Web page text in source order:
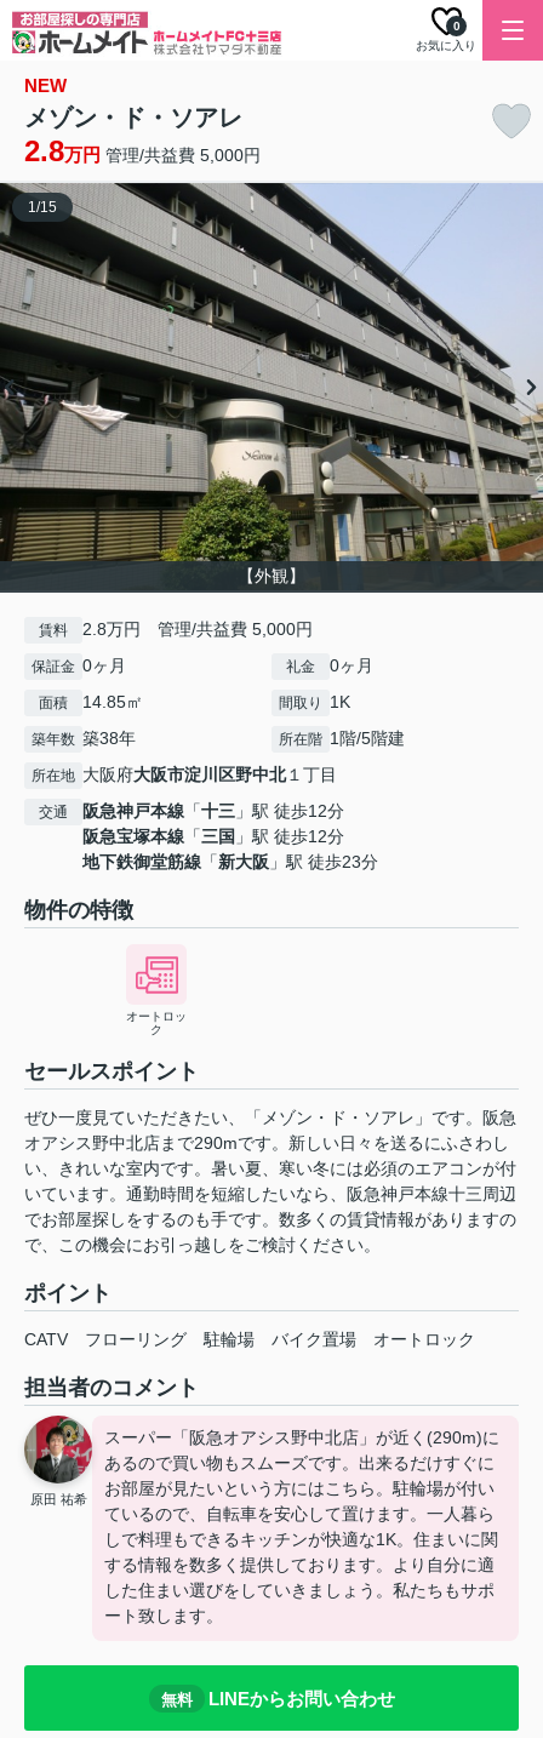
お気に入り
0
NEW
メゾン・ド・ソアレ
2.8万円 管理/共益費 5,000円
【外観】
1/15
賃料 2.8万円 管理/共益費 5,000円
保証金 0ヶ月 礼金 0ヶ月
面積 14.85㎡ 間取り 1K
築年数 築38年 所在階 1階/5階建
所在地 大阪府大阪市淀川区野中北１丁目
交通 阪急神戸本線 「十三 」駅 徒歩12分
阪急宝塚本線 「三国 」駅 徒歩12分
地下鉄御堂筋線 「新大阪 」駅 徒歩23分
物件の特徴
オートロッ
ク
セールスポイント
ぜひ一度見ていただきたい、「メゾン・ド・ソアレ」です。阪急
オアシス野中北店まで290mです。新しい日々を送るにふさわし
い、きれいな室内です。暑い夏、寒い冬には必須のエアコンが付
いています。通勤時間を短縮したいなら、阪急神戸本線十三周辺
でお部屋探しをするのも手です。数多くの賃貸情報がありますの
で、この機会にお引っ越しをご検討ください。
ポイント
CATV フローリング 駐輪場 バイク置場 オートロック
担当者のコメント
原田 祐希
スーパー「阪急オアシス野中北店」が近く(290m)に
あるので買い物もスムーズです。出来るだけすぐに
お部屋が見たいという方にはこちら。駐輪場が付い
ているので、自転車を安心して置けます。一人暮ら
しで料理もできるキッチンが快適な1K。住まいに関
する情報を数多く提供しております。より自分に適
した住まい選びをしていきましょう。私たちもサポ
ート致します。
無料 LINEからお問い合わせ